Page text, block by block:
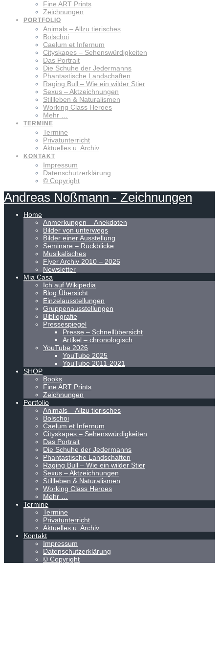
Fine ART Prints
Zeichnungen
PORTFOLIO
Animals – Allzu tierisches
Bolschoi
Caelum et Infernum
Cityskapes – Sehenswürdigkeiten
Das Portrait
Die Schuhe der Jedermanns
Phantastische Landschaften
Raging Bull – Wie ein wilder Stier
Sexus – Aktzeichnungen
Stillleben & Naturalismen
Working Class Heroes
Mehr …
TERMINE
Termine
Privatunterricht
Aktuelles u. Archiv
KONTAKT
Impressum
Datenschutzerklärung
© Copyright
Andreas Noßmann - Zeichnungen
Home
Anmerkungen – Anekdoten
Bilder von unterwegs
Bilder einer Ausstellung
Seminare – Rückblicke
Musikalisches
Flyer Archiv 2010 – 2026
Newsletter
Mia Casa
Ich auf Wikipedia
Blog Übersicht
Einzelausstellungen
Gruppenausstellungen
Bibliografie
Pressespiegel
Presse – Schnellübersicht
Artikel – chronologisch
YouTube 2026
YouTube 2025
YouTube 2011-2021
SHOP
Books
Fine ART Prints
Zeichnungen
Portfolio
Animals – Allzu tierisches
Bolschoi
Caelum et Infernum
Cityskapes – Sehenswürdigkeiten
Das Portrait
Die Schuhe der Jedermanns
Phantastische Landschaften
Raging Bull – Wie ein wilder Stier
Sexus – Aktzeichnungen
Stillleben & Naturalismen
Working Class Heroes
Mehr …
Termine
Termine
Privatunterricht
Aktuelles u. Archiv
Kontakt
Impressum
Datenschutzerklärung
© Copyright